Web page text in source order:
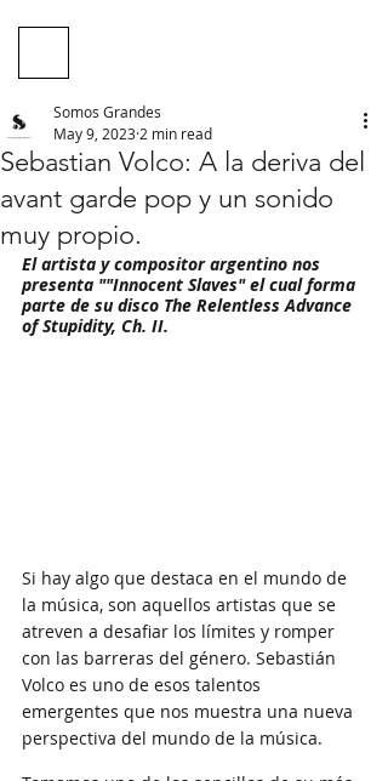
Sebastian Volco: A la deriva del
avant garde pop y un sonido
muy propio.
Somos Grandes
May 9, 2023 2 min read
El artista y compositor argentino nos
presenta ""Innocent Slaves" el cual forma
parte de su disco The Relentless Advance
of Stupidity, Ch. II.
Si hay algo que destaca en el mundo de
la música, son aquellos artistas que se
atreven a desafiar los límites y romper
con las barreras del género. Sebastián
Volco es uno de esos talentos
emergentes que nos muestra una nueva
perspectiva del mundo de la música.